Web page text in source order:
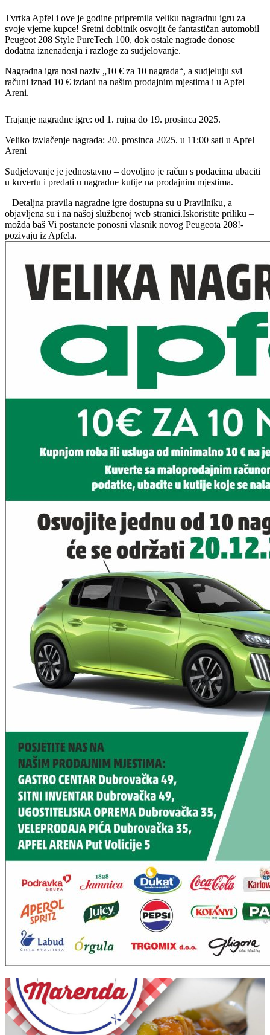
Tvrtka Apfel i ove je godine pripremila veliku nagradnu igru za
svoje vjerne kupce! Sretni dobitnik osvojit će fantastičan automobil
Peugeot 208 Style PureTech 100, dok ostale nagrade donose
dodatna iznenađenja i razloge za sudjelovanje.
Nagradna igra nosi naziv „10 € za 10 nagrada“, a sudjeluju svi
računi iznad 10 € izdani na našim prodajnim mjestima i u Apfel
Areni.
Trajanje nagradne igre: od 1. rujna do 19. prosinca 2025.
Veliko izvlačenje nagrada: 20. prosinca 2025. u 11:00 sati u Apfel
Areni
Sudjelovanje je jednostavno – dovoljno je račun s podacima ubaciti
u kuvertu i predati u nagradne kutije na prodajnim mjestima.
– Detaljna pravila nagradne igre dostupna su u Pravilniku, a
objavljena su i na našoj službenoj web stranici.Iskoristite priliku –
možda baš Vi postanete ponosni vlasnik novog Peugeota 208!-
pozivaju iz Apfela.